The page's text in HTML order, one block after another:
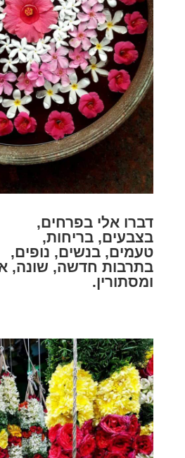
דברו אלי בפרחים,
בצבעים, בריחות,
טעמים, בנשים, נופים,
בתרבות חדשה, שונה,
ומסתורין.